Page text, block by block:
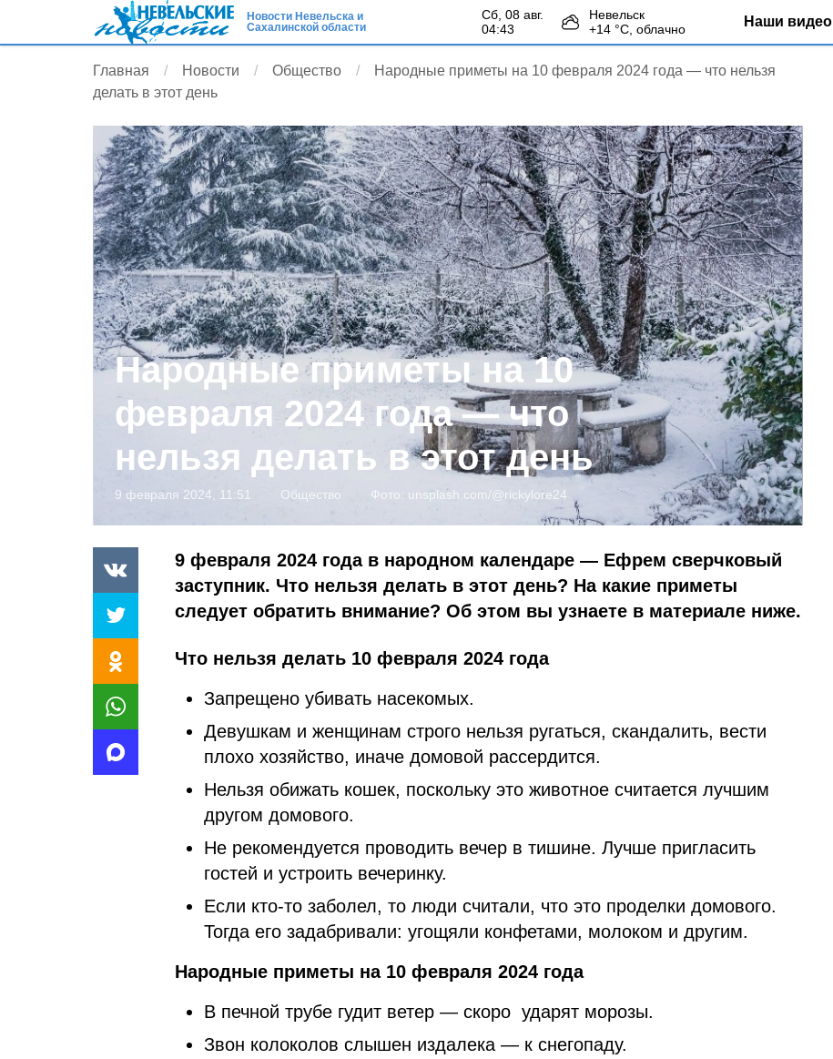
Новости Невельска и
Сахалинской области
сб, 08 авг.
04:43
Невельск
+14 °С, облачно Наши видео
Главная Новости Общество
Народные приметы на 10 февраля 2024 года — что нельзя
делать в этот день
Народные приметы на 10
февраля 2024 года — что
нельзя делать в этот день
9 февраля 2024, 11:51 Общество Фото: unsplash.com/@rickylore24
9 февраля 2024 года в народном календаре — Ефрем сверчковый
заступник. Что нельзя делать в этот день? На какие приметы
следует обратить внимание? Об этом вы узнаете в материале ниже.
Что нельзя делать 10 февраля 2024 года
Запрещено убивать насекомых.
Девушкам и женщинам строго нельзя ругаться, скандалить, вести
плохо хозяйство, иначе домовой рассердится.
Нельзя обижать кошек, поскольку это животное считается лучшим
другом домового.
Не рекомендуется проводить вечер в тишине. Лучше пригласить
гостей и устроить вечеринку.
Если кто-то заболел, то люди считали, что это проделки домового.
Тогда его задабривали: угощяли конфетами, молоком и другим.
Народные приметы на 10 февраля 2024 года
В печной трубе гудит ветер — скоро ударят морозы.
Звон колоколов слышен издалека — к снегопаду.